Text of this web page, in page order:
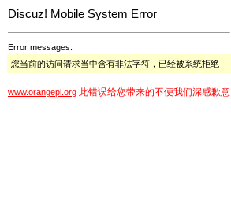
Discuz! Mobile System Error
Error messages:
您当前的访问请求当中含有非法字符，已经被系统拒绝
www.orangepi.org 此错误给您带来的不便我们深感歉意